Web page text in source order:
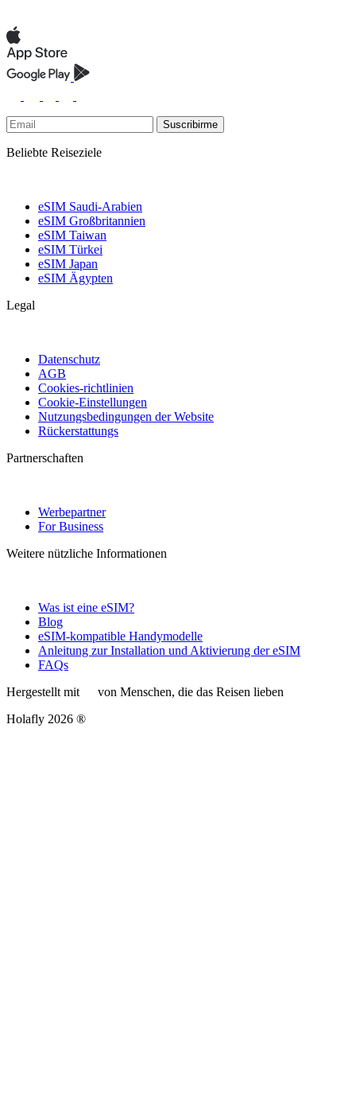
Suscribirme
Beliebte Reiseziele
eSIM Saudi-Arabien
eSIM Großbritannien
eSIM Taiwan
eSIM Türkei
eSIM Japan
eSIM Ägypten
Legal
Datenschutz
AGB
Cookies-richtlinien
Cookie-Einstellungen
Nutzungsbedingungen der Website
Rückerstattungs
Partnerschaften
Werbepartner
For Business
Weitere nützliche Informationen
Was ist eine eSIM?
Blog
eSIM-kompatible Handymodelle
Anleitung zur Installation und Aktivierung der eSIM
FAQs
Hergestellt mit
von Menschen, die das Reisen lieben
Holafly 2026 ®